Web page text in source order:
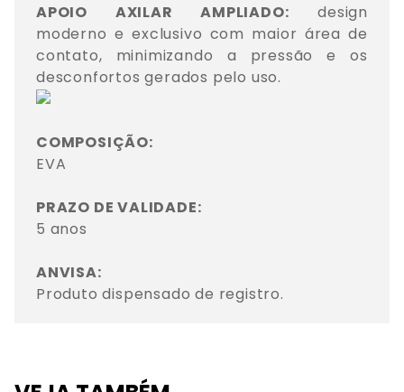
APOIO AXILAR AMPLIADO: design
moderno e exclusivo com maior área de
contato, minimizando a pressão e os
COMPOSIÇÃO:
EVA
PRAZO DE VALIDADE:
5 anos
ANVISA:
Produto dispensado de registro.